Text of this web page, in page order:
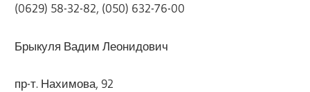
(0629) 58-32-82, (050) 632-76-00
Брыкуля Вадим Леонидович
пр-т. Нахимова, 92